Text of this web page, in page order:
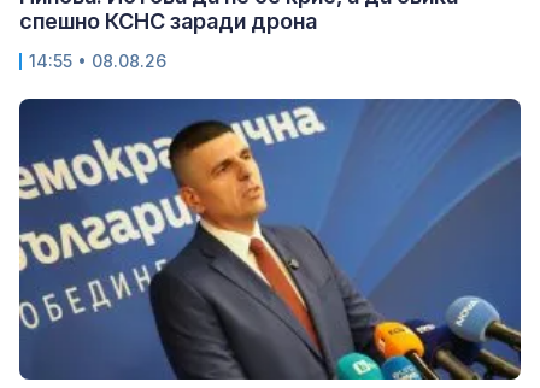
спешно КСНС заради дрона
14:55 • 08.08.26